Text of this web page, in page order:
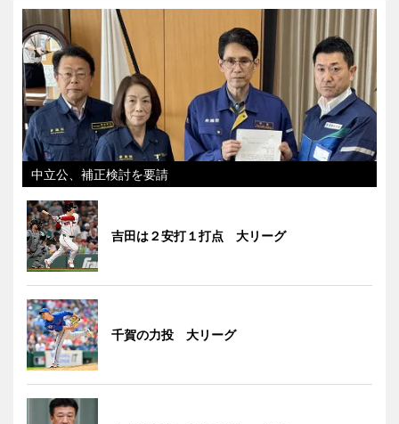
中立公、補正検討を要請
吉田は２安打１打点 大リーグ
千賀の力投 大リーグ